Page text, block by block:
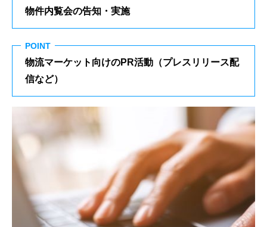
物件内覧会の告知・実施
POINT
物流マーケット向けのPR活動（プレスリリース配
信など）